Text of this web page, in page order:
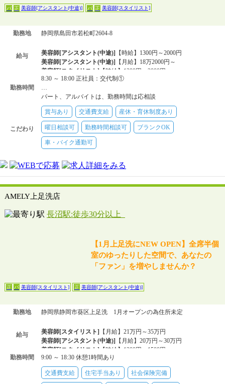
パ 正 美容師[アシスタント(中途)] パ 正 美容師[スタイリスト]
勤務地 静岡県島田市若松町2604-8
給与 美容師[アシスタント(中途)] 【時給】1300円～2000円
美容師[アシスタント(中途)] 【月給】18万2000円～
美容師[スタイリスト] 【時給】1300円～2000円
美容師[スタイリスト] 【月給】23万円～50万円
勤務時間
8:30 ～ 18:00 正社員：交代制①
パート、アルバイトは、勤務時間は応相談
こだわり
賞与あり 交通費支給 産休・育休制度あり
曜日相談可 勤務時間相談可 ブランクOK
車・バイク通勤可
AMELY上足洗店
長沼駅:徒歩30分以上
【1月上足洗にNEW OPEN】全席半個
室のゆったりした空間で、あなたの
「ファン」を増やしませんか？
正 パ 美容師[スタイリスト] 正 美容師[アシスタント(中途)]
勤務地 静岡県静岡市葵区上足洗 1月オープンの為住所未定
給与 美容師[スタイリスト]
【月給】21万円～35万円
美容師[アシスタント(中途)]
【月給】20万円～30万円
美容師[スタイリスト] 【時給】1200円～1500円
勤務時間
9:00 ～ 18:30 休憩1時間あり
交通費支給 住宅手当あり 社会保険完備